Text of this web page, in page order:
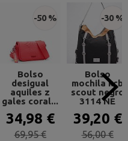
-50 %
Bolso
desigual
aquiles z
gales coral...
34,98 €
69,95 €
-30 %
Bolso
mochila kcb
scout negro
3114 NE
39,20 €
56,00 €